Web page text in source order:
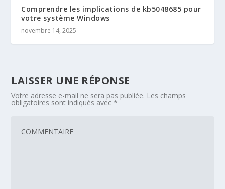
Comprendre les implications de kb5048685 pour
votre système Windows
novembre 14, 2025
LAISSER UNE RÉPONSE
Votre adresse e-mail ne sera pas publiée. Les champs
obligatoires sont indiqués avec*